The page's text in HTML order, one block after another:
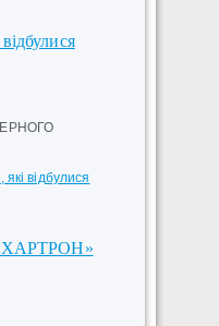
відбулися
«ХАРТРОН»